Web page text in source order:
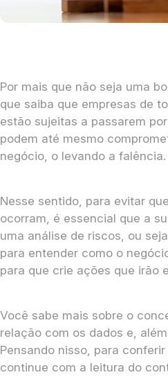
Por mais que não seja uma
que saiba que empresas de
estão sujeitas a passarem
podem até mesmo
negócio, o levando a falência.
Nesse sentido, para evitar
ocorram, é essencial que a
uma análise de riscos, ou
para entender como o
para que crie ações que irão
Você sabe mais sobre o
relação com os dados e,
Pensando nisso, para
continue com a leitura do